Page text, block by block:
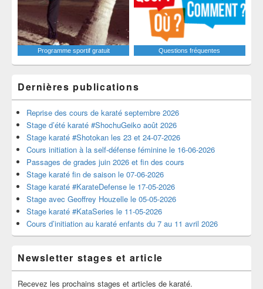
Programme sportif gratuit Questions fréquentes
Dernières publications
Reprise des cours de karaté septembre 2026
Stage d’été karaté #ShochuGeiko août 2026
Stage karaté #Shotokan les 23 et 24-07-2026
Cours initiation à la self-défense féminine le 16-06-2026
Passages de grades juin 2026 et fin des cours
Stage karaté fin de saison le 07-06-2026
Stage karaté #KarateDefense le 17-05-2026
Stage avec Geoffrey Houzelle le 05-05-2026
Stage karaté #KataSeries le 11-05-2026
Cours d’initiation au karaté enfants du 7 au 11 avril 2026
Newsletter stages et article
Recevez les prochains stages et articles de karaté.